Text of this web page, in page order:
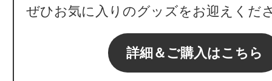
ぜひお気に入りのグッズをお迎えくだ
詳細＆ご購入はこちら